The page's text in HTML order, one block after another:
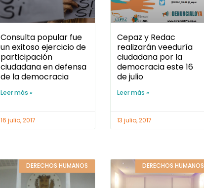
Consulta popular fue
un exitoso ejercicio de
participación
ciudadana en defensa
de la democracia
Leer más »
16 julio, 2017
Cepaz y Redac
realizarán veeduría
ciudadana por la
democracia este 16
de julio
Leer más »
13 julio, 2017
DERECHOS HUMANOS DERECHOS HUMANOS